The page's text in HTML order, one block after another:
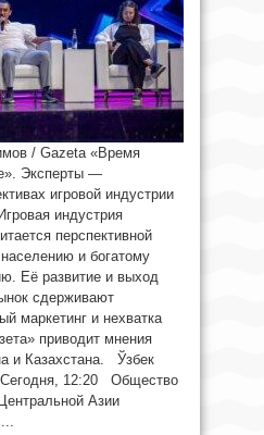
/ Gazeta «Время
Эксперты —
игровой индустрии
индустрия
перспективной
и богатому
Её развитие и выход
сдерживают
маркетинг и нехватка
приводит мнения
и Казахстана. Ўзбек
12:20 Общество
Азии